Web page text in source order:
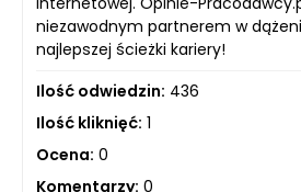
niezawodnym partnerem w
najlepszej ścieżki kariery!
Ilość odwiedzin: 436
Ilość kliknięć: 1
Ocena: 0
Komentarzy: 0